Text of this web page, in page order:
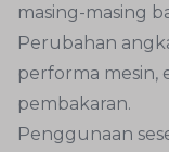
masing-masing
Perubahan
performa mesin,
pembakaran.
Penggunaan